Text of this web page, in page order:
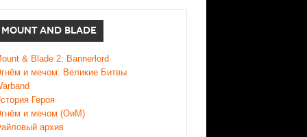
MOUNT AND BLADE
& Blade 2: Bannerlord
и мечом: Великие Битвы
Героя
и мечом (ОиМ)
архив